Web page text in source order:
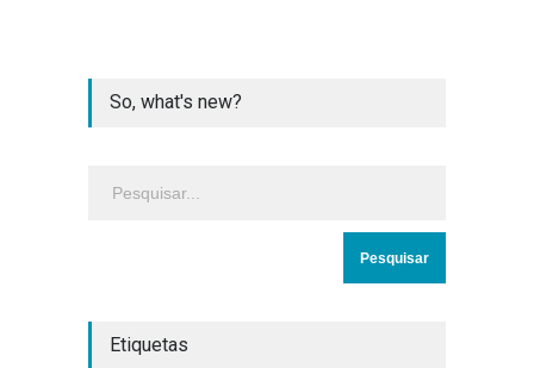
So, what's new?
Etiquetas